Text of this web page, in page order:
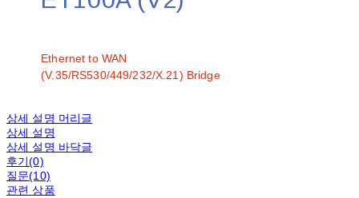
Ethernet to WAN
(V.35/RS530/449/232/X.21) Bridge
상세 설명 머리글
상세 설명
상세 설명 바닥글
후기(0)
질문(10)
관련 상품